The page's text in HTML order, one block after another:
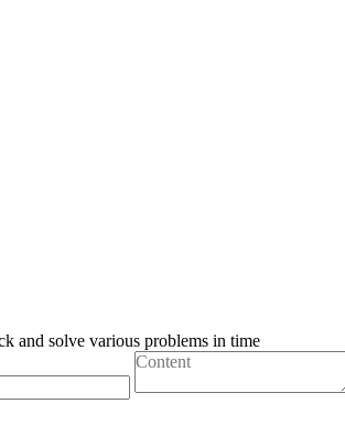
and solve various problems in time